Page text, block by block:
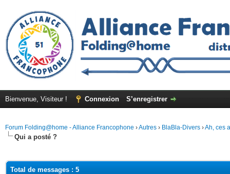
Bienvenue, Visiteur ! Connexion S’enregistrer
Forum Folding@home - Alliance Francophone ›Autres › BlaBla-Divers ›Ah, ces
Qui a posté ?
Total de messages : 5